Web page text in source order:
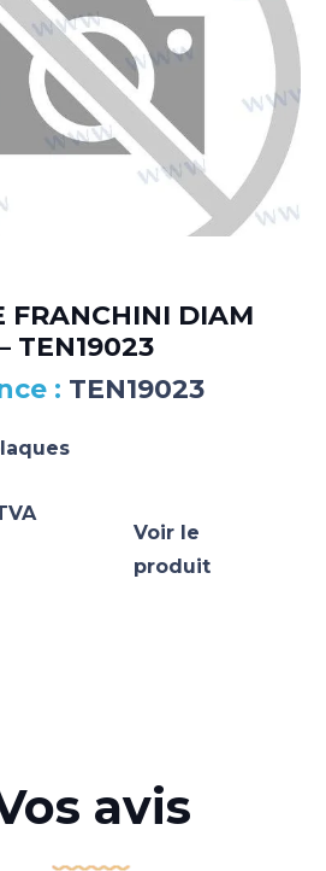
FRANCHINI DIAM
TEN19023
TEN19023
Voir le
produit
avis